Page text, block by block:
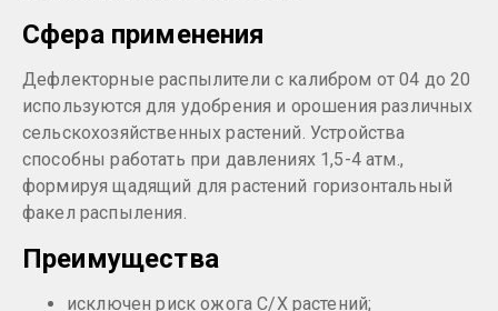
Сфера применения
Дефлекторные распылители с калибром от 04 до 20
используются для удобрения и орошения различных
сельскохозяйственных растений. Устройства
способны работать при давлениях 1,5-4 атм.,
формируя щадящий для растений горизонтальный
факел распыления.
Преимущества
исключен риск ожога С/Х растений;